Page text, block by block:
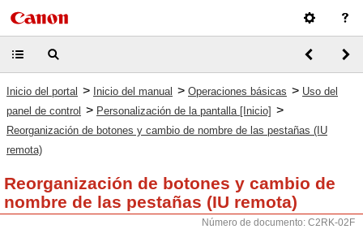
Inicio del portal > Inicio del manual > Operaciones básicas > Uso del
panel de control > Personalización de la pantalla [Inicio] >
Reorganización de botones y cambio de nombre de las pestañas (IU
remota)
Reorganización de botones y cambio de
nombre de las pestañas (IU remota)
Número de documento: C2RK-02F